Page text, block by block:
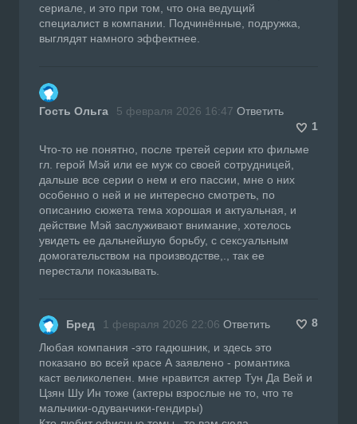
сериале, и это при том, что она ведущий
специалист в компании. Подчинённые, подружка,
выглядят намного эффектнее.
Гость Ольга 5 февраля 2026 16:47 Ответить
1
Что-то не понятно, после третей серии кто фильме
гл. герой Мэй или ее муж со своей сотрудницей,
дальше все серии о нем и его пассии, мне о них
особенно о ней и не интересно смотреть, по
описанию сюжета тема хорошая и актуальная, и
действие Мэй заслуживают внимание, хотелось
увидеть ее дальнейшую борьбу, с сексуальным
домогательством на производстве,., так ее
перестали показывать.
Бред 1 февраля 2026 22:06 Ответить
8
Любая компания -это гадюшник, и здесь это
показано во всей красе А заявлено - романтика
каст великолепен. мне нравится актер Тун Да Вей и
Цзян Шу Ин тоже (актеры взрослые не то, что те
мальчики-одуванчики-гендиры)